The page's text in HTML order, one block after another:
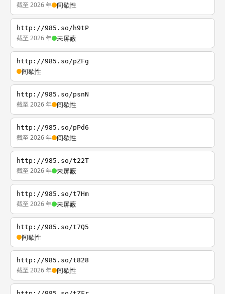
截至 2026 年 间歇性
http://985.so/h9tP
截至 2026 年 未屏蔽
http://985.so/pZFg
间歇性
http://985.so/psnN
截至 2026 年 间歇性
http://985.so/pPd6
截至 2026 年 间歇性
http://985.so/t22T
截至 2026 年 未屏蔽
http://985.so/t7Hm
截至 2026 年 未屏蔽
http://985.so/t7Q5
间歇性
http://985.so/t828
截至 2026 年 间歇性